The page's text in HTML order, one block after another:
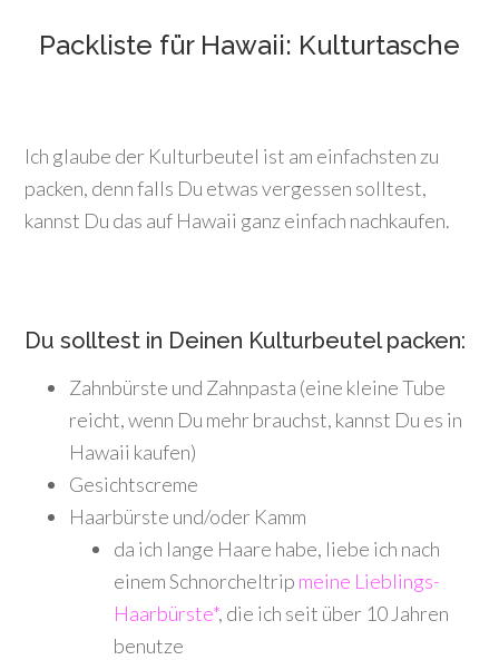
Packliste für Hawaii: Kulturtasche
Ich glaube der Kulturbeutel ist am einfachsten zu
packen, denn falls Du etwas vergessen solltest,
kannst Du das auf Hawaii ganz einfach nachkaufen.
Du solltest in Deinen Kulturbeutel packen:
Zahnbürste und Zahnpasta (eine kleine Tube
reicht, wenn Du mehr brauchst, kannst Du es in
Hawaii kaufen)
Gesichtscreme
Haarbürste und/oder Kamm
da ich lange Haare habe, liebe ich nach
einem Schnorcheltrip meine Lieblings-
Haarbürste*, die ich seit über 10 Jahren
benutze